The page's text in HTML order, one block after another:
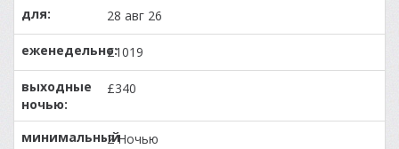
28 авг 26
£1019
£340
2 Ночью